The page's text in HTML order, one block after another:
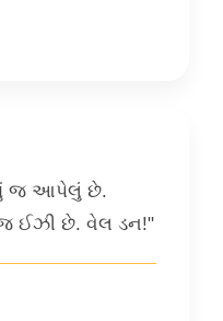
જ આપેલું છે.
જ ઈઝી છે. વેલ ડન!"